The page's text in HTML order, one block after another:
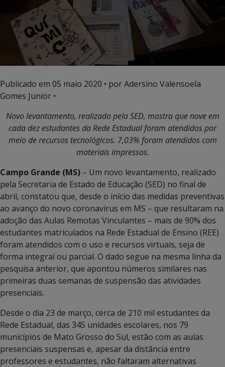
Publicado em 05 maio 2020 • por Adersino Valensoela
Gomes Junior •
Novo levantamento, realizado pela SED, mostra que nove em
cada dez estudantes da Rede Estadual foram atendidos por
meio de recursos tecnológicos. 7,03% foram atendidos com
materiais impressos.
Campo Grande (MS) – Um novo levantamento, realizado
pela Secretaria de Estado de Educação (SED) no final de
abril, constatou que, desde o início das medidas preventivas
ao avanço do novo coronavírus em MS – que resultaram na
adoção das Aulas Remotas Vinculantes – mais de 90% dos
estudantes matriculados na Rede Estadual de Ensino (REE)
foram atendidos com o uso e recursos virtuais, seja de
forma integral ou parcial. O dado segue na mesma linha da
pesquisa anterior, que apontou números similares nas
primeiras duas semanas de suspensão das atividades
presenciais.
Desde o dia 23 de março, cerca de 210 mil estudantes da
Rede Estadual, das 345 unidades escolares, nos 79
municípios de Mato Grosso do Sul, estão com as aulas
presenciais suspensas e, apesar da distância entre
professores e estudantes, não faltaram alternativas